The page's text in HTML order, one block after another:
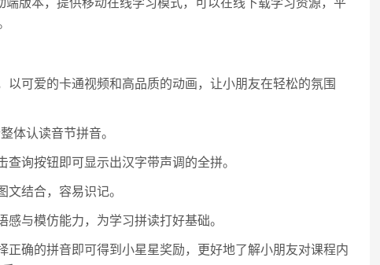
版本，提供移动在线学习模式，可以在线下载学习资源，平
可爱的卡通视频和高品质的动画，让小朋友在轻松的氛围
体认读音节拼音。
询按钮即可显示出汉字带声调的全拼。
结合，容易识记。
与模仿能力，为学习拼读打好基础。
确的拼音即可得到小星星奖励，更好地了解小朋友对课程内